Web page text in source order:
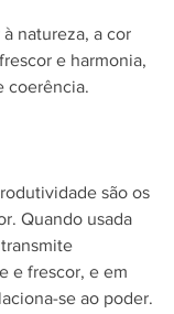
natureza, a cor
e harmonia,
coerência.
são os
Quando usada
e frescor, e em
se ao poder.